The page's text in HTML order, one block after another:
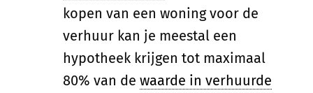
kopen van een woning voor de
verhuur kan je meestal een
hypotheek krijgen tot maximaal
80% van de waarde in verhuurde